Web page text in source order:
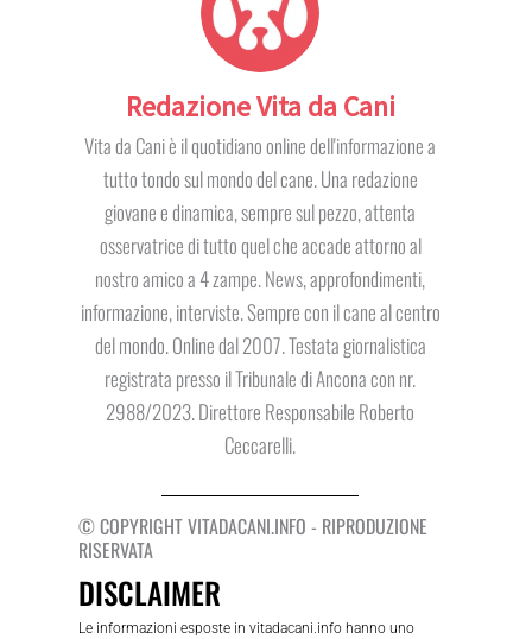
Redazione Vita da Cani
Vita da Cani è il quotidiano online dell'informazione a
tutto tondo sul mondo del cane. Una redazione
giovane e dinamica, sempre sul pezzo, attenta
osservatrice di tutto quel che accade attorno al
nostro amico a 4 zampe. News, approfondimenti,
informazione, interviste. Sempre con il cane al centro
del mondo. Online dal 2007. Testata giornalistica
registrata presso il Tribunale di Ancona con nr.
2988/2023. Direttore Responsabile Roberto
Ceccarelli.
© COPYRIGHT VITADACANI.INFO - RIPRODUZIONE
RISERVATA
DISCLAIMER
Le informazioni esposte in vitadacani.info hanno uno